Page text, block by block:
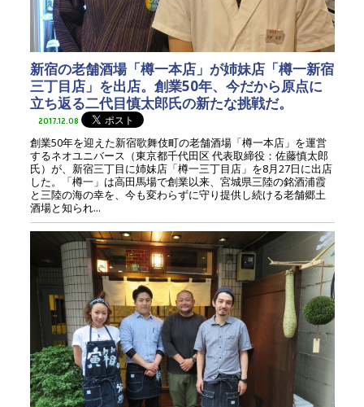
新宿の老舗酒場「樽一本店」が姉妹店「樽一新宿
三丁目店」を出店。創業50年、今だから原点に
立ち返る二代目慎太郎氏の新たな挑戦だ。
2017.12.08
創業50年を迎えた新宿歌舞伎町の老舗酒場「樽一本店」を運営
するネオユニバース（東京都千代田区 代表取締役：佐藤慎太郎
氏）が、新宿三丁目に姉妹店「樽一三丁目店」を8月27日に出店
した。「樽一」は高田馬場で創業以来、宮城県三陸の銘酒浦霞
と三陸の海の幸を、今も変わらずに守り提供し続ける老舗郷土
酒場と知られ...